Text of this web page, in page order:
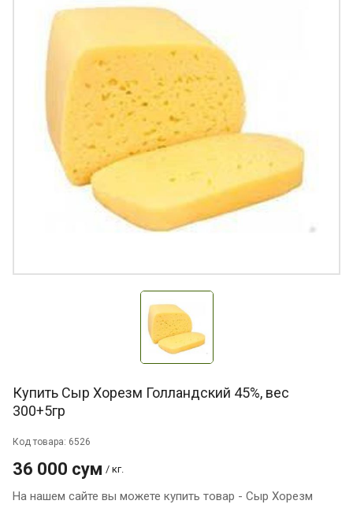
Купить Сыр Хорезм Голландский 45%, вес
300+5гр
Код товара: 6526
36 000 сум / кг.
На нашем сайте вы можете купить товар - Сыр Хорезм